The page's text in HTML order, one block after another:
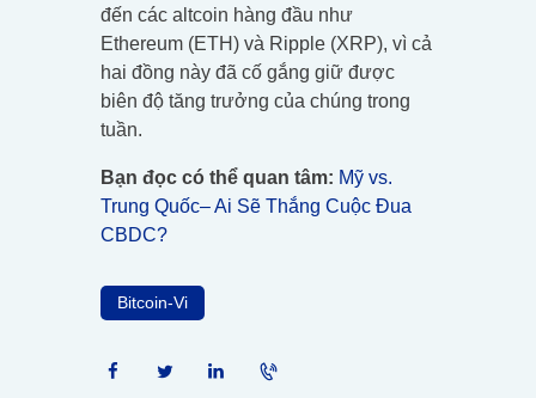
đến các altcoin hàng đầu như
Ethereum (ETH) và Ripple (XRP), vì cả
hai đồng này đã cố gắng giữ được
biên độ tăng trưởng của chúng trong
tuần.
Bạn đọc có thể quan tâm: Mỹ vs.
Trung Quốc– Ai Sẽ Thắng Cuộc Đua
CBDC?
Bitcoin-Vi